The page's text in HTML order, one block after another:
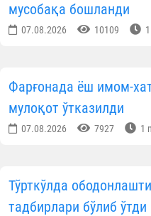
мусобақа бошланди
07.08.2026 10109
Фарғонада ёш имом-
мулоқот ўтказилди
07.08.2026 7927 1
Тўрткўлда
тадбирлари бўлиб ўтди